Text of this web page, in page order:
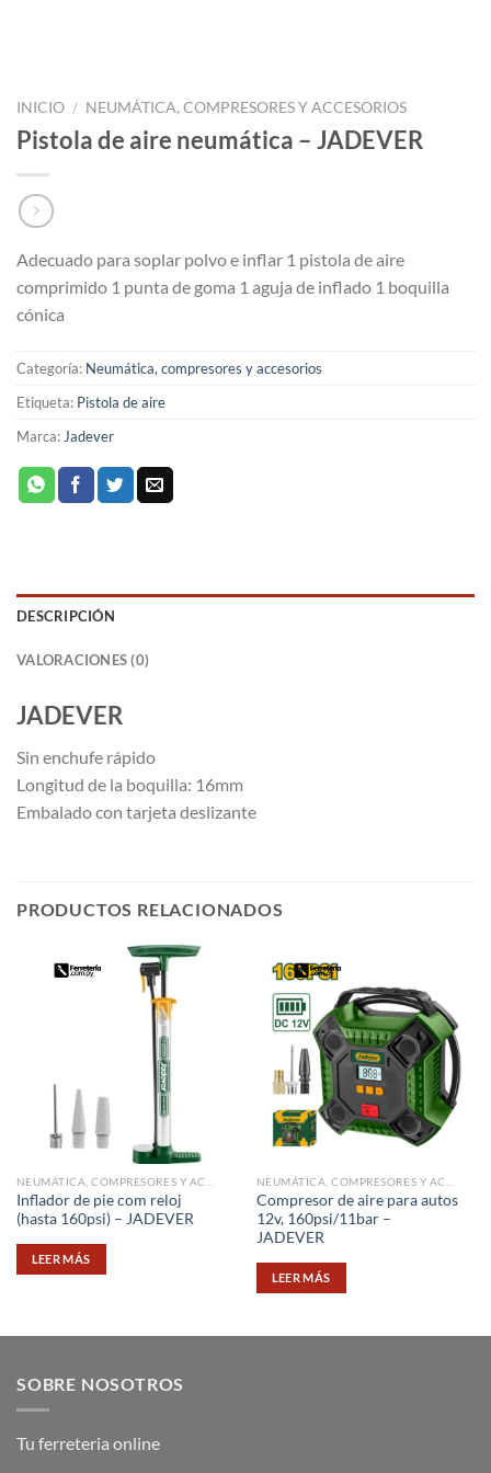
INICIO / NEUMÁTICA, COMPRESORES Y ACCESORIOS
Pistola de aire neumática – JADEVER
Adecuado para soplar polvo e inflar 1 pistola de aire
comprimido 1 punta de goma 1 aguja de inflado 1 boquilla
cónica
Categoría: Neumática, compresores y accesorios
Etiqueta: Pistola de aire
Marca:Jadever
DESCRIPCIÓN
VALORACIONES (0)
JADEVER
Sin enchufe rápido
Longitud de la boquilla: 16mm
Embalado con tarjeta deslizante
PRODUCTOS RELACIONADOS
Inflador de pie com reloj
(hasta 160psi) – JADEVER
LEER MÁS
Compresor de aire para autos
12v, 160psi/11bar –
JADEVER
LEER MÁS
SOBRE NOSOTROS
Tu ferreteria online